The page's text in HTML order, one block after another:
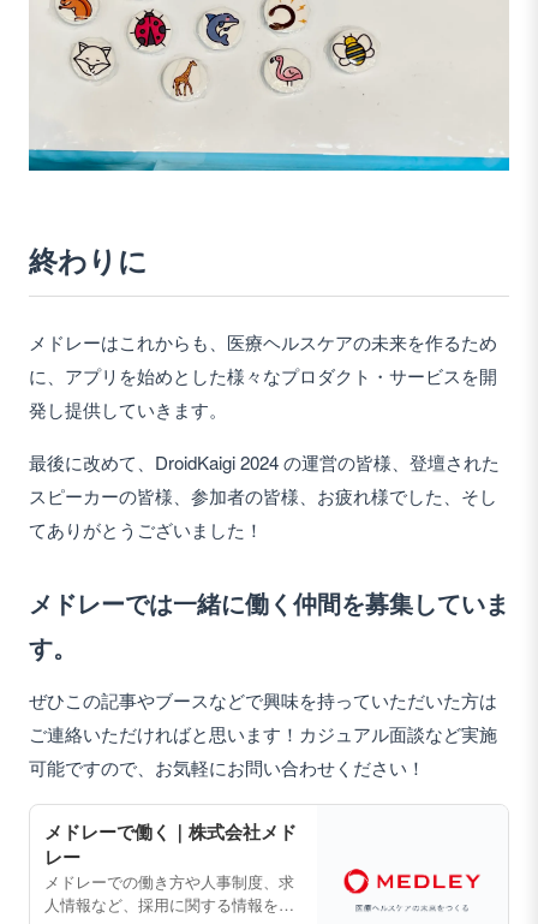
終わりに
メドレーはこれからも、医療ヘルスケアの未来を作るため
に、アプリを始めとした様々なプロダクト・サービスを開
発し提供していきます。
最後に改めて、DroidKaigi 2024 の運営の皆様、登壇された
スピーカーの皆様、参加者の皆様、お疲れ様でした、そし
てありがとうございました！
メドレーでは一緒に働く仲間を募集していま
す。
ぜひこの記事やブースなどで興味を持っていただいた方は
ご連絡いただければと思います！カジュアル面談など実施
可能ですので、お気軽にお問い合わせください！
メドレーで働く｜株式会社メド
レー
メドレーでの働き方や人事制度、求
人情報など、採用に関する情報をご